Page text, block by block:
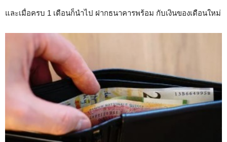
และเมื่อครบ 1 เดือนก็นำไป ฝากธนาคารพร้อม กับเงินของเดือนใหม่